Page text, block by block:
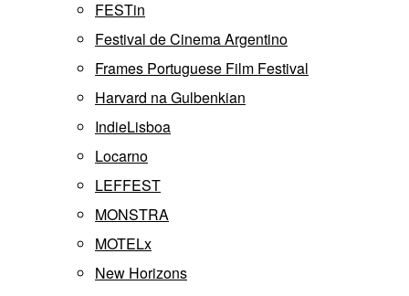
FESTin
Festival de Cinema Argentino
Frames Portuguese Film Festival
Harvard na Gulbenkian
IndieLisboa
Locarno
LEFFEST
MONSTRA
MOTELx
New Horizons